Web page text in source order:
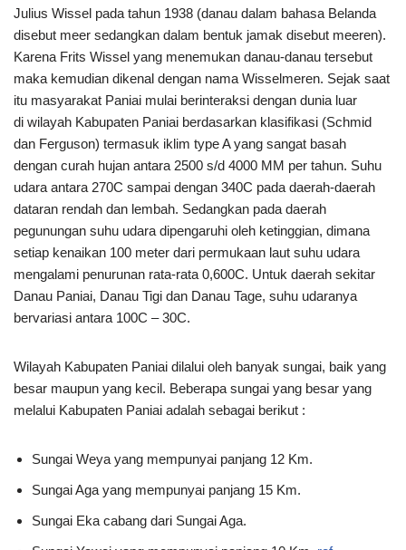
Julius Wissel pada tahun 1938 (danau dalam bahasa Belanda
disebut meer sedangkan dalam bentuk jamak disebut meeren).
Karena Frits Wissel yang menemukan danau-danau tersebut
maka kemudian dikenal dengan nama Wisselmeren. Sejak saat
itu masyarakat Paniai mulai berinteraksi dengan dunia luar
di wilayah Kabupaten Paniai berdasarkan klasifikasi (Schmid
dan Ferguson) termasuk iklim type A yang sangat basah
dengan curah hujan antara 2500 s/d 4000 MM per tahun. Suhu
udara antara 270C sampai dengan 340C pada daerah-daerah
dataran rendah dan lembah. Sedangkan pada daerah
pegunungan suhu udara dipengaruhi oleh ketinggian, dimana
setiap kenaikan 100 meter dari permukaan laut suhu udara
mengalami penurunan rata-rata 0,600C. Untuk daerah sekitar
Danau Paniai, Danau Tigi dan Danau Tage, suhu udaranya
bervariasi antara 100C – 30C.
Wilayah Kabupaten Paniai dilalui oleh banyak sungai, baik yang
besar maupun yang kecil. Beberapa sungai yang besar yang
melalui Kabupaten Paniai adalah sebagai berikut :
Sungai Weya yang mempunyai panjang 12 Km.
Sungai Aga yang mempunyai panjang 15 Km.
Sungai Eka cabang dari Sungai Aga.